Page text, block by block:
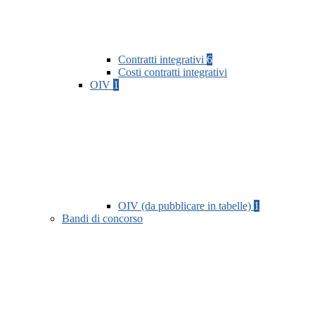
Contratti integrativi 6
Costi contratti integrativi
OIV 1
OIV (da pubblicare in tabelle) 1
Bandi di concorso